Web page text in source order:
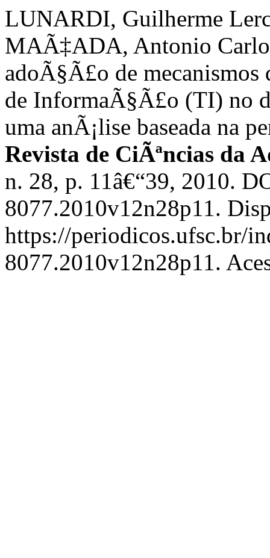
LUNARDI, Guilherme
MAÃ‡ADA, Antonio
adoÃ§Ã£o de mecanismos
de InformaÃ§Ã£o (TI) no
uma anÃ¡lise baseada na
Revista de CiÃªncias da
n. 28, p. 11â€“39, 2010.
8077.2010v12n28p11.
https://periodicos.ufsc.br/
8077.2010v12n28p11.